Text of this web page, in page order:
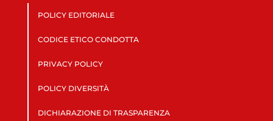
POLICY EDITORIALE
CODICE ETICO CONDOTTA
PRIVACY POLICY
POLICY DIVERSITÀ
DICHIARAZIONE DI TRASPARENZA